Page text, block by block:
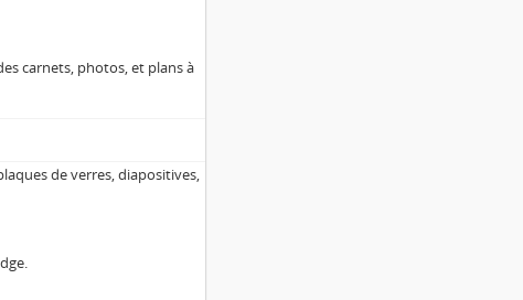
carnets, photos, et plans à
de verres, diapositives,